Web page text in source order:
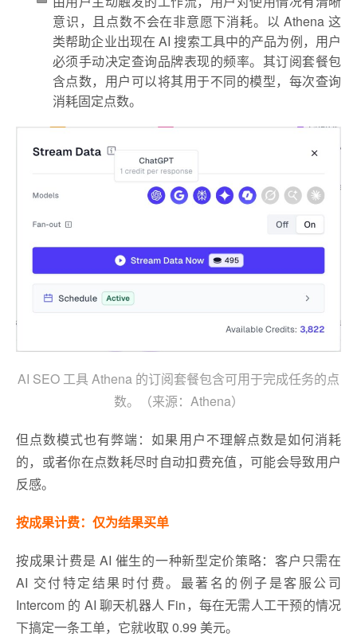
意识，且点数不会在非意愿下消耗。以 Athena 这
类帮助企业出现在 AI 搜索工具中的产品为例，用户
必须手动决定查询品牌表现的频率。其订阅套餐包
含点数，用户可以将其用于不同的模型，每次查询
消耗固定点数。
AI SEO 工具 Athena 的订阅套餐包含可用于完成任务的点
数。（来源：Athena）
但点数模式也有弊端：如果用户不理解点数是如何消耗
的，或者你在点数耗尽时自动扣费充值，可能会导致用户
反感。
按成果计费：仅为结果买单
按成果计费是 AI 催生的一种新型定价策略：客户只需在
AI 交付特定结果时付费。最著名的例子是客服公司
Intercom 的 AI 聊天机器人 Fin，每在无需人工干预的情况
下搞定一条工单，它就收取 0.99 美元。